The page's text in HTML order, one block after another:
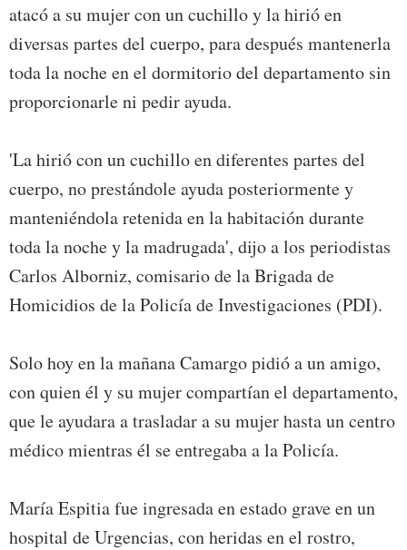
atacó a su mujer con un cuchillo y la hirió en
diversas partes del cuerpo, para después mantenerla
toda la noche en el dormitorio del departamento sin
proporcionarle ni pedir ayuda.
'La hirió con un cuchillo en diferentes partes del
cuerpo, no prestándole ayuda posteriormente y
manteniéndola retenida en la habitación durante
toda la noche y la madrugada', dijo a los periodistas
Carlos Alborniz, comisario de la Brigada de
Homicidios de la Policía de Investigaciones (PDI).
Solo hoy en la mañana Camargo pidió a un amigo,
con quien él y su mujer compartían el departamento,
que le ayudara a trasladar a su mujer hasta un centro
médico mientras él se entregaba a la Policía.
María Espitia fue ingresada en estado grave en un
hospital de Urgencias, con heridas en el rostro,